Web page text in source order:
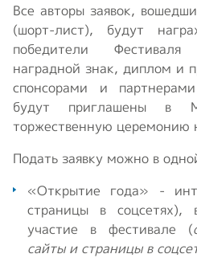
Все авторы заявок,
(шорт-лист), будут
победители
наградной знак, диплом и
спонсорами и
будут приглашены
торжественную церемонию
Подать заявку можно в
«Открытие года» -
страницы в соцсетях),
участие в фестивале (
сайты и страницы в